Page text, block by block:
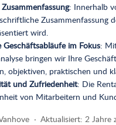
: Innerhalb
Zusammenfassung
wird.
Geschäftsabläufe im Fokus:
bringen wir Ihre
objektiven, praktischen und
und Zufriedenheit: Die
von Mitarbeitern und
Aktualisiert: 2 Jahre